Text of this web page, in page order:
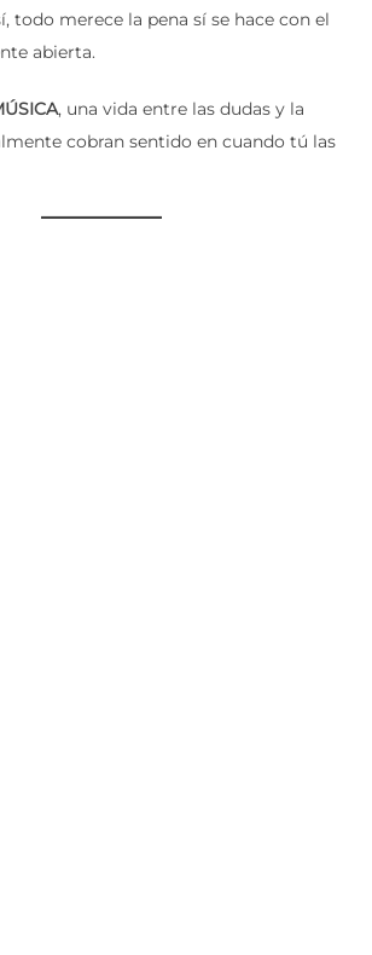
todo merece la pena sí se hace con el
abierta.
, una vida entre las dudas y la
cobran sentido en cuando tú las